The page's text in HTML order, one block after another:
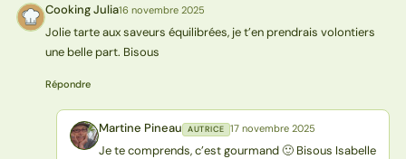
CJ Cooking Julia16 novembre 2025
Jolie tarte aux saveurs équilibrées, je t’en prendrais volontiers
une belle part. Bisous
Répondre
MP Martine Pineau AUTRICE 17 novembre 2025
Je te comprends, c’est gourmand 🙂 Bisous Isabelle